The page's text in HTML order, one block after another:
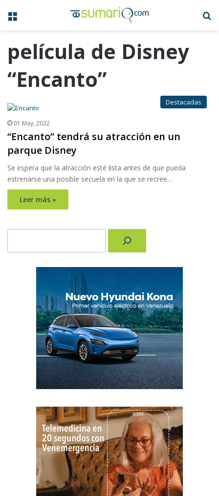
Menú
película de Disney
“Encanto”
Destacadas
01 May, 2022
“Encanto” tendrá su atracción en un
parque Disney
Se espera que la atracción esté lista antes de que pueda
estrenarse una posible secuela en la que se recree…
Leer más »